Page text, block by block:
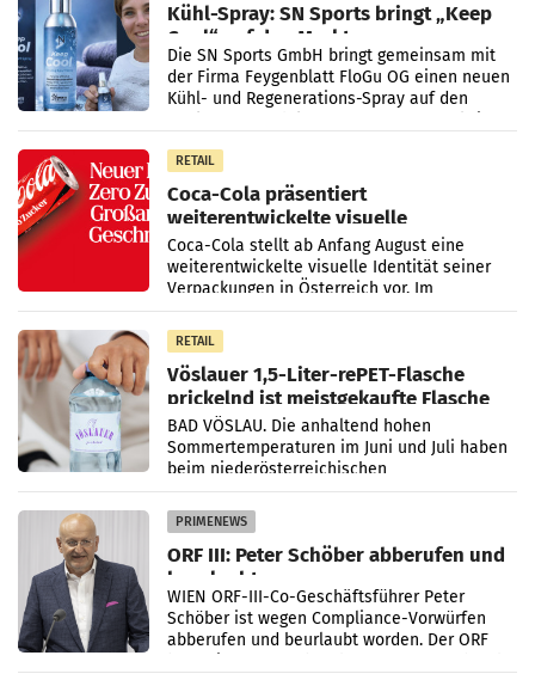
Kühl-Spray: SN Sports bringt „Keep
Cool“ auf den Markt
Die SN Sports GmbH bringt gemeinsam mit
der Firma Feygenblatt FloGu OG einen neuen
Kühl- und Regenerations-Spray auf den
RETAIL
Coca-Cola präsentiert
weiterentwickelte visuelle
Markenidentität
Coca-Cola stellt ab Anfang August eine
weiterentwickelte visuelle Identität seiner
Verpackungen in Österreich vor. Im
Mittelpunkt des Redesigns stehen zentrale
Gestaltungselemente
RETAIL
Vöslauer 1,5-Liter-rePET-Flasche
prickelnd ist meistgekaufte Flasche
Österreichs
BAD VÖSLAU. Die anhaltend hohen
Sommertemperaturen im Juni und Juli haben
beim niederösterreichischen
Getränkehersteller Vöslauer zu deutlichen
Absatzzuwächsen geführt. Während
PRIMENEWS
ORF III: Peter Schöber abberufen und
beurlaubt
WIEN ORF-III-Co-Geschäftsführer Peter
Schöber ist wegen Compliance-Vorwürfen
abberufen und beurlaubt worden. Der ORF